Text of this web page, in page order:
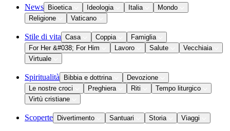
News Bioetica Ideologia Italia
Mondo
Religione
Vaticano
Stile di vita Casa Coppia
Famiglia
For Her &#038; For Him
Lavoro Salute
Vecchiaia
Virtuale
Spiritualità Bibbia e dottrina
Devozione
Le nostre croci
Preghiera Riti
Tempo liturgico
Virtù cristiane
Scoperte Divertimento Santuari Storia Viaggi